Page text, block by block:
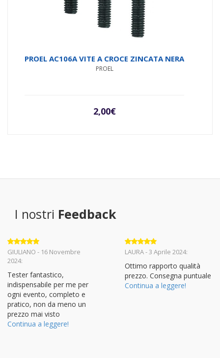
PROEL AC106A VITE A CROCE ZINCATA NERA
PROEL
2,00€
I nostri Feedback
Valutato 5
su 5
GIULIANO - 16 Novembre
2024:
Tester fantastico,
indispensabile per me per
ogni evento, completo e
pratico, non da meno un
prezzo mai visto
Continua a leggere!
Valutato 5
LAURA - 3 Aprile 2024:
Ottimo rapporto qualità
prezzo. Consegna puntuale
Continua a leggere!